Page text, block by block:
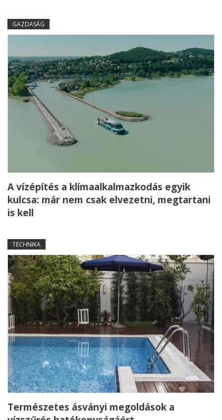
GAZDASÁG
A vízépítés a klímaalkalmazkodás egyik
kulcsa: már nem csak elvezetni, megtartani
is kell
TECHNIKA
Természetes ásványi megoldások a